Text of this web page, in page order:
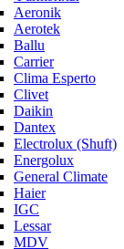
Aeronik
Aerotek
Ballu
Carrier
Clima Esperto
Clivet
Daikin
Dantex
Electrolux (Shuft)
Energolux
General Climate
Haier
IGC
Lessar
MDV